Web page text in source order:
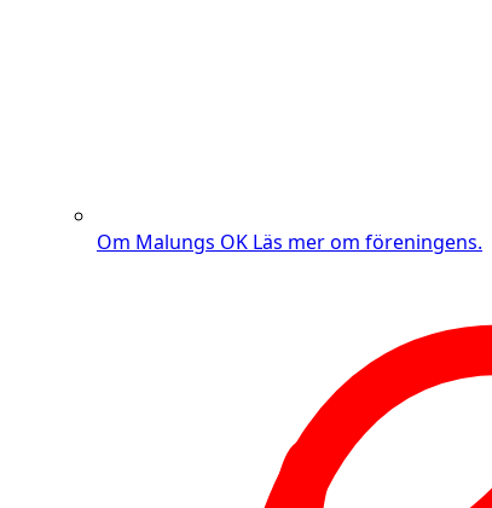
Om Malungs OK Läs mer om föreningens.